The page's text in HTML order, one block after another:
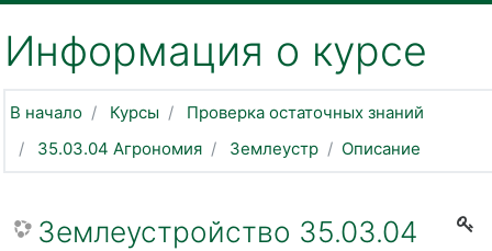
Информация о курсе
В начало Курсы
Проверка остаточных знаний
35.03.04 Агрономия
Землеустр Описание
Землеустройство 35.03.04